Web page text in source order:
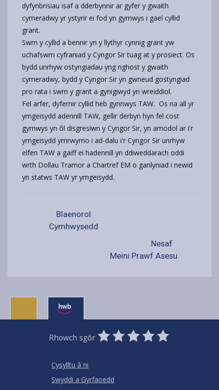
dyfynbrisiau isaf a dderbynnir ar gyfer y gwaith
cymeradwy yr ystyrir ei fod yn gymwys i gael cyllid
grant.
Swm y cyllid a bennir yn y llythyr cynnig grant yw
uchafswm cyfraniad y Cyngor Sir tuag at y prosiect. Os
bydd unrhyw ostyngiadau yng nghost y gwaith
cymeradwy, bydd y Cyngor Sir yn gwneud gostyngiad
pro rata i swm y grant a gynigiwyd yn wreiddiol.
Fel arfer, dyfernir cyllid heb gynnwys TAW. Os na all yr
ymgeisydd adennill TAW, gellir derbyn hyn fel cost
gymwys yn ôl disgresiwn y Cyngor Sir, yn amodol ar i'r
ymgeisydd ymrwymo i ad-dalu i'r Cyngor Sir unrhyw
elfen TAW a gaiff ei hadennill yn ddiweddarach oddi
wrth Dollau Tramor a Chartref EM o ganlyniad i newid
yn statws TAW yr ymgeisydd.
Blaenorol
Cymhwysedd
Nesaf
Meini Prawf Asesu
Rhowch sgôr
0
Stars
1
Star
2
Stars
3
Stars
4
Stars
5
Stars
Cysylltu â ni
Swyddi a Gyrfaoedd